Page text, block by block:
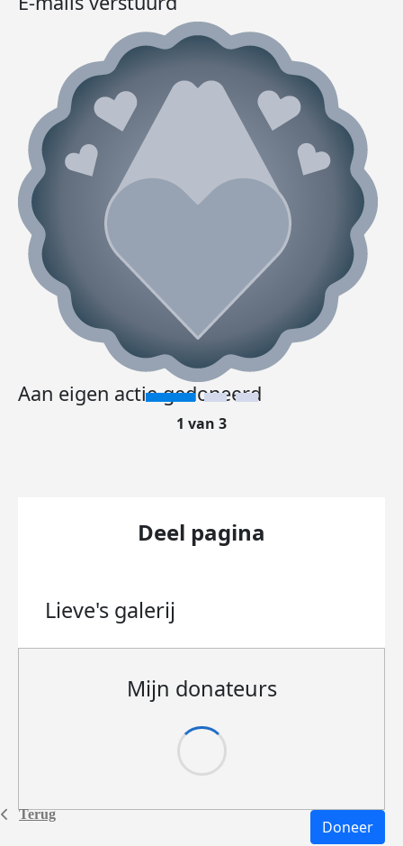
Terug
Aan eigen actie gedoneerd
1 van 3
Deel pagina
Lieve's galerij
Mijn donateurs
Doneer